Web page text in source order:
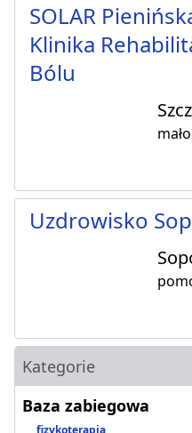
SOLAR
Klinika
Bólu
Uzdrowisko
Kategorie
Baza zabiegowa